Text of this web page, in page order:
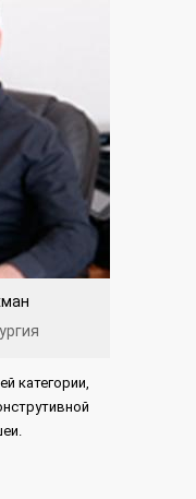
категории,